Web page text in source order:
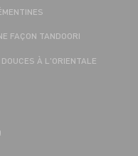
FAÇON TANDOORI
À L'ORIENTALE